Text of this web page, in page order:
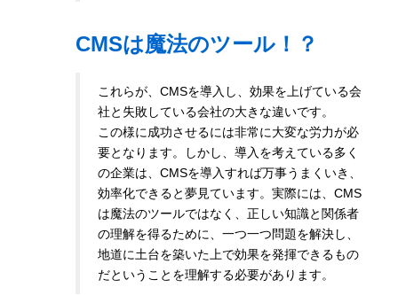
CMSは魔法のツール！？
これらが、CMSを導入し、効果を上げている会
社と失敗している会社の大きな違いです。
この様に成功させるには非常に大変な労力が必
要となります。しかし、導入を考えている多く
の企業は、CMSを導入すれば万事うまくいき、
効率化できると夢見ています。実際には、CMS
は魔法のツールではなく、正しい知識と関係者
の理解を得るために、一つ一つ問題を解決し、
地道に土台を築いた上で効果を発揮できるもの
だということを理解する必要があります。